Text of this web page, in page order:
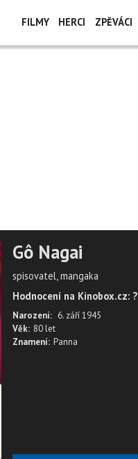
FILMY HERCI ZPĚVÁCI
Gô Nagai
spisovatel, mangaka
Hodnocení na Kinobox.cz: ?
Narození: 6. září 1945
Věk: 80 let
Znamení: Panna